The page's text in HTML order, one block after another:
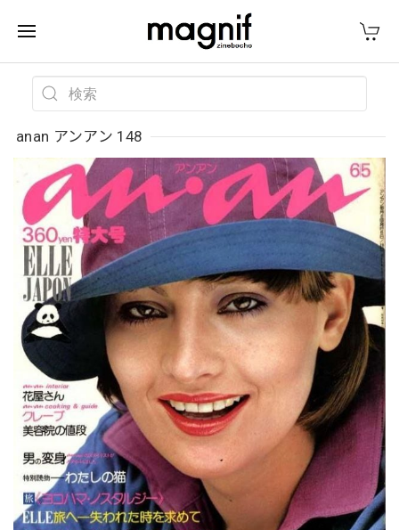
anan アンアン 148